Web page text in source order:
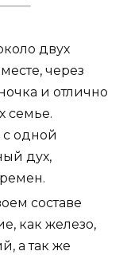
двух
через
и отлично
семье.
с одной
дух,
составе
как железо,
а так же